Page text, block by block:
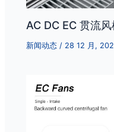
AC DC EC 贯流
新闻动态 / 28 12 月,